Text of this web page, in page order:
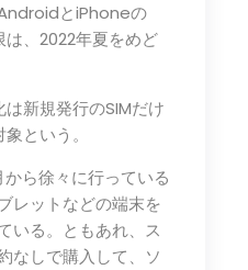
とiPhoneの
は、2022年夏をめど
新規発行のSIMだけ
という。
ら徐々に行っている
レットなどの端末を
いる。ともあれ、ス
なしで購入して、ソ